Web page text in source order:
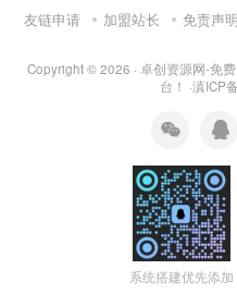
友链申请 加盟站长 免责声明
Copyright © 2026 · 卓创资源网-免
台！ ·滇ICP
系统搭建优先添加